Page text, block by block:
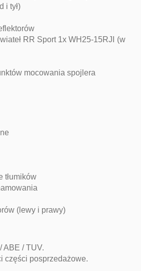
i tył)
RR Sport 1x WH25-15RJI (w
mocowania spojlera
tłumików
(lewy i prawy)
ABE / TUV.
części posprzedażowe.